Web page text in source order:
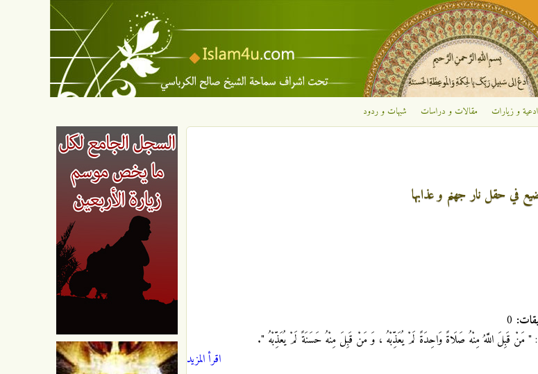
تجاوز إلى المحتوى الرئيسي
ادعية و زيارات مقالات و دراسات شبهات و ردود
في حقل نار جهنم و عذابها
مَنْ‏ قَبِلَ‏ اللَّهُ‏ مِنْهُ‏ صَلَاةً وَاحِدَةً لَمْ يُعَذِّبْهُ ، وَ مَنْ قَبِلَ مِنْهُ حَسَنَةً لَمْ يُعَذِّبْهُ ".
اقرأ المزيد